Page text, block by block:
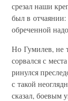
срезал наши
был в отчаянии:
обреченной
Но Гумилев, не
сорвался с
ринулся
с такой
сказал, боевым